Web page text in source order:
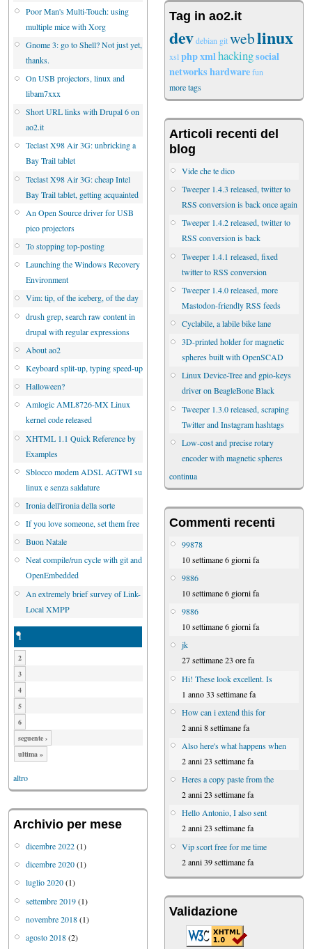
Poor Man's Multi-Touch: using
multiple mice with Xorg
Gnome 3: go to Shell? Not just yet,
thanks.
On USB projectors, linux and
libam7xxx
Short URL links with Drupal 6 on
ao2.it
Teclast X98 Air 3G: unbricking a
Bay Trail tablet
Teclast X98 Air 3G: cheap Intel
Bay Trail tablet, getting acquainted
An Open Source driver for USB
pico projectors
To stopping top-posting
Launching the Windows Recovery
Environment
Vim: tip, of the iceberg, of the day
drush grep, search raw content in
drupal with regular expressions
About ao2
Keyboard split-up, typing speed-up
Halloween?
Amlogic AML8726-MX Linux
kernel code released
XHTML 1.1 Quick Reference by
Examples
Sblocco modem ADSL AGTWI su
linux e senza saldature
Ironia dell'ironia della sorte
If you love someone, set them free
Buon Natale
Neat compile/run cycle with git and
OpenEmbedded
An extremely brief survey of Link-
Local XMPP
1
2
3
4
5
6
seguente ›
ultima »
altro
Archivio per mese
dicembre 2022(1)
dicembre 2020(1)
luglio 2020(1)
settembre 2019(1)
novembre 2018(1)
agosto 2018(2)
Tag in ao2.it
devdebian gitweblinux
xsl phpxmlhackingsocial
networkshardwarefun
more tags
Articoli recenti del
blog
Vide che te dico
Tweeper 1.4.3 released, twitter to
RSS conversion is back once again
Tweeper 1.4.2 released, twitter to
RSS conversion is back
Tweeper 1.4.1 released, fixed
twitter to RSS conversion
Tweeper 1.4.0 released, more
Mastodon-friendly RSS feeds
Cyclabile, a labile bike lane
3D-printed holder for magnetic
spheres built with OpenSCAD
Linux Device-Tree and gpio-keys
driver on BeagleBone Black
Tweeper 1.3.0 released, scraping
Twitter and Instagram hashtags
Low-cost and precise rotary
encoder with magnetic spheres
continua
Commenti recenti
99878
10 settimane 6 giorni fa
9886
10 settimane 6 giorni fa
9886
10 settimane 6 giorni fa
jk
27 settimane 23 ore fa
Hi! These look excellent. Is
1 anno 33 settimane fa
How can i extend this for
2 anni 8 settimane fa
Also here's what happens when
2 anni 23 settimane fa
Heres a copy paste from the
2 anni 23 settimane fa
Hello Antonio, I also sent
2 anni 23 settimane fa
Vip scort free for me time
2 anni 39 settimane fa
Validazione